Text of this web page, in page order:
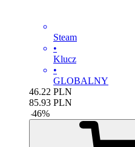
Steam
•
Klucz
•
GLOBALNY
46.22 PLN
85.93 PLN
-46%